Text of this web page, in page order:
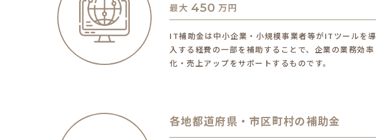
最大 450 万円
IT補助金は中小企業・小規模事業者等がITツールを導
入する経費の一部を補助することで、企業の業務効率
化・売上アップをサポートするものです。
各地都道府県・市区町村の補助金